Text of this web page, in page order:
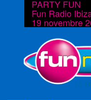
PARTY FUN
Fun Radio
19 novembre